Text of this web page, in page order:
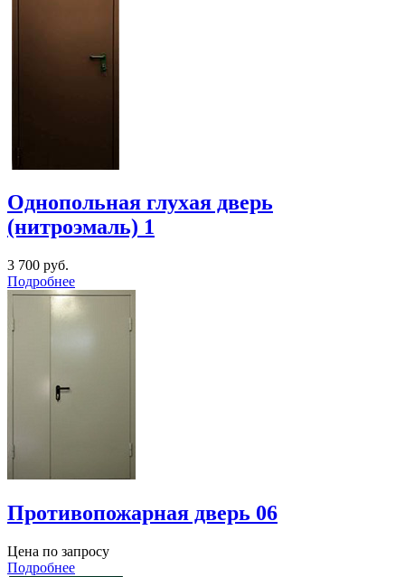
Однопольная глухая дверь
(нитроэмаль) 1
3 700 руб.
Подробнее
Противопожарная дверь 06
Цена по запросу
Подробнее